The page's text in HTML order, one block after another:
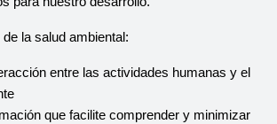
la salud ambiental:
entre las actividades humanas y el
que facilite comprender y minimizar